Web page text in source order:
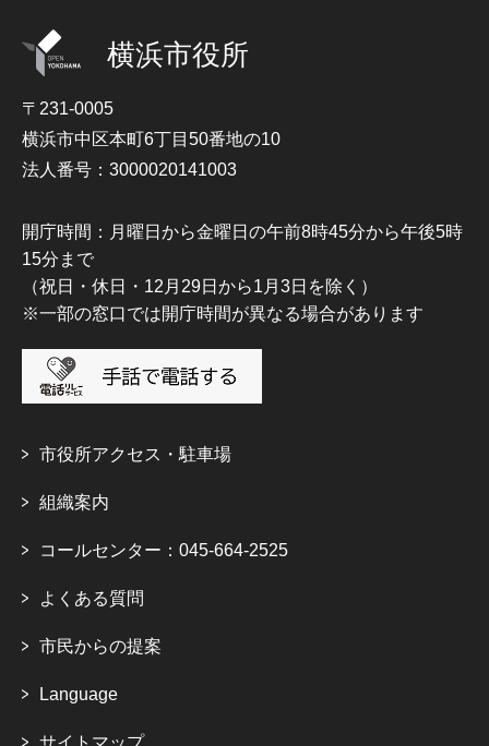
横浜市役所
〒231-0005
横浜市中区本町6丁目50番地の10
法人番号：3000020141003
開庁時間：月曜日から金曜日の午前8時45分から午後5時
15分まで
（祝日・休日・12月29日から1月3日を除く）
※一部の窓口では開庁時間が異なる場合があります
市役所アクセス・駐車場
組織案内
コールセンター：045-664-2525
よくある質問
市民からの提案
Language
サイトマップ